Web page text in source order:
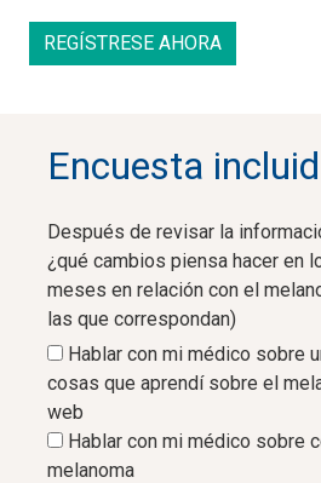
REGÍSTRESE AHORA
Encuesta
Después de revisar la
¿qué cambios piensa hacer en
meses en relación con el
las que correspondan)
Hablar con mi médico sobre
cosas que aprendí sobre el
web
Hablar con mi médico sobre
melanoma